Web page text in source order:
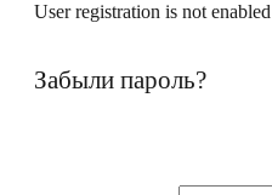
User registration is not enabled
Забыли пароль?